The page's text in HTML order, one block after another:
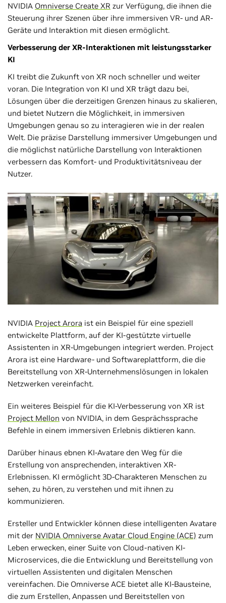
NVIDIA Omniverse Create XR zur Verfügung, die ihnen die
Steuerung ihrer Szenen über ihre immersiven VR- und AR-
Geräte und Interaktion mit diesen ermöglicht.
Verbesserung der XR-Interaktionen mit leistungsstarker
KI
KI treibt die Zukunft von XR noch schneller und weiter
voran. Die Integration von KI und XR trägt dazu bei,
Lösungen über die derzeitigen Grenzen hinaus zu skalieren,
und bietet Nutzern die Möglichkeit, in immersiven
Umgebungen genau so zu interagieren wie in der realen
Welt. Die präzise Darstellung immersiver Umgebungen und
die möglichst natürliche Darstellung von Interaktionen
verbessern das Komfort- und Produktivitätsniveau der
Nutzer.
NVIDIA Project Arora ist ein Beispiel für eine speziell
entwickelte Plattform, auf der KI-gestützte virtuelle
Assistenten in XR-Umgebungen integriert werden. Project
Arora ist eine Hardware- und Softwareplattform, die die
Bereitstellung von XR-Unternehmenslösungen in lokalen
Netzwerken vereinfacht.
Ein weiteres Beispiel für die KI-Verbesserung von XR ist
Project Mellon von NVIDIA, in dem Gesprächssprache
Befehle in einem immersiven Erlebnis diktieren kann.
Darüber hinaus ebnen KI-Avatare den Weg für die
Erstellung von ansprechenden, interaktiven XR-
Erlebnissen. KI ermöglicht 3D-Charakteren Menschen zu
sehen, zu hören, zu verstehen und mit ihnen zu
kommunizieren.
Ersteller und Entwickler können diese intelligenten Avatare
mit der NVIDIA Omniverse Avatar Cloud Engine (ACE) zum
Leben erwecken, einer Suite von Cloud-nativen KI-
Microservices, die die Entwicklung und Bereitstellung von
virtuellen Assistenten und digitalen Menschen
vereinfachen. Die Omniverse ACE bietet alle KI-Bausteine,
die zum Erstellen, Anpassen und Bereitstellen von